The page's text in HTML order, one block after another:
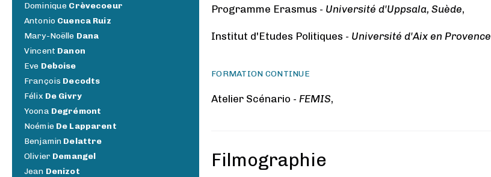
Dominique Crèvecoeur
Antonio Cuenca Ruiz
Mary-Noëlle Dana
Vincent Danon
Eve Deboise
François Decodts
Félix De Givry
Yoona Degrémont
Noémie De Lapparent
Benjamin Delattre
Olivier Demangel
Jean Denizot
Programme Erasmus - Université d'Uppsala, Suède,
Institut d'Etudes Politiques - Université d'Aix en Provence
FORMATION CONTINUE
Atelier Scénario - FEMIS,
Filmographie